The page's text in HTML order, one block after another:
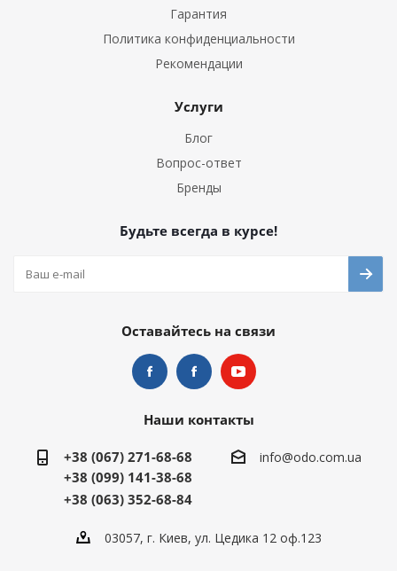
Гарантия
Политика конфиденциальности
Рекомендации
Услуги
Блог
Вопрос-ответ
Бренды
Будьте всегда в курсе!
Оставайтесь на связи
Наши контакты
+38 (067) 271-68-68
+38 (099) 141-38-68
+38 (063) 352-68-84
info@odo.com.ua
03057, г. Киев, ул. Цедика 12 оф.123